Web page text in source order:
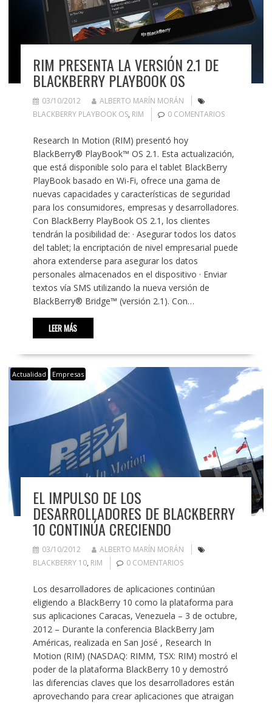
RIM PRESENTA LA VERSIÓN 2.1 DE
BLACKBERRY PLAYBOOK OS
03/10/2012
ALBERTO MARÍN MORÁN
BLACKBERRY PLAYBOOK OS, RIM 0 COMENTARIOS
Research In Motion (RIM) presentó hoy
BlackBerry® PlayBook™ OS 2.1. Esta actualización,
que está disponible solo para el tablet BlackBerry
PlayBook basado en Wi-Fi, ofrece una gama de
nuevas capacidades y características de seguridad
para los consumidores, empresas y desarrolladores.
Con BlackBerry PlayBook OS 2.1, los clientes
tendrán la posibilidad de: · Asegurar todos los datos
del tablet; la encriptación de nivel empresarial puede
ahora extenderse para asegurar los datos
personales almacenados en el dispositivo · Enviar
textos vía SMS utilizando la nueva versión de
BlackBerry® Bridge™ (versión 2.1). Con…
LEER MÁS
Actualidad Empresas
EL IMPULSO DE LOS
DESARROLLADORES DE BLACKBERRY
10 CONTINÚA CRECIENDO
03/10/2012
ALBERTO MARÍN MORÁN
BLACKBERRY 10, RIM 0 COMENTARIOS
Los desarrolladores de aplicaciones continúan
eligiendo a BlackBerry 10 como la plataforma para
sus aplicaciones Caracas, Venezuela – 3 de octubre,
2012 – Durante la conferencia BlackBerry Jam
Américas, realizada en San José , Research In
Motion (RIM) (NASDAQ: RIMM, TSX: RIM) mostró el
poder de la plataforma BlackBerry 10 y demostró
las diferencias claves que los desarrolladores están
aprovechando para crear aplicaciones que atraigan